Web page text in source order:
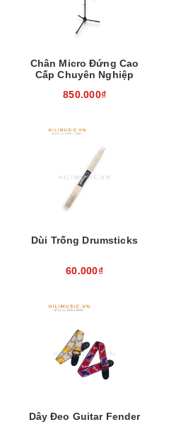
Chân Micro Đứng Cao
Cấp Chuyên Nghiệp
850.000₫
Dùi Trống Drumsticks
60.000₫
Dây Đeo Guitar Fender